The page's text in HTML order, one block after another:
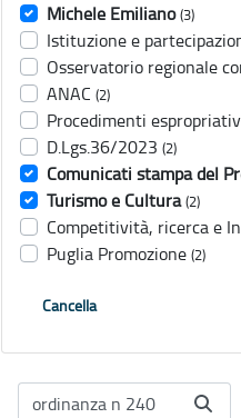
Michele Emiliano (3)
Istituzione e
Osservatorio regionale
ANAC (2)
Procedimenti
D.Lgs.36/2023 (2)
Comunicati stampa del
Turismo e Cultura (2)
Competitività, ricerca e
Puglia Promozione (2)
Cancella